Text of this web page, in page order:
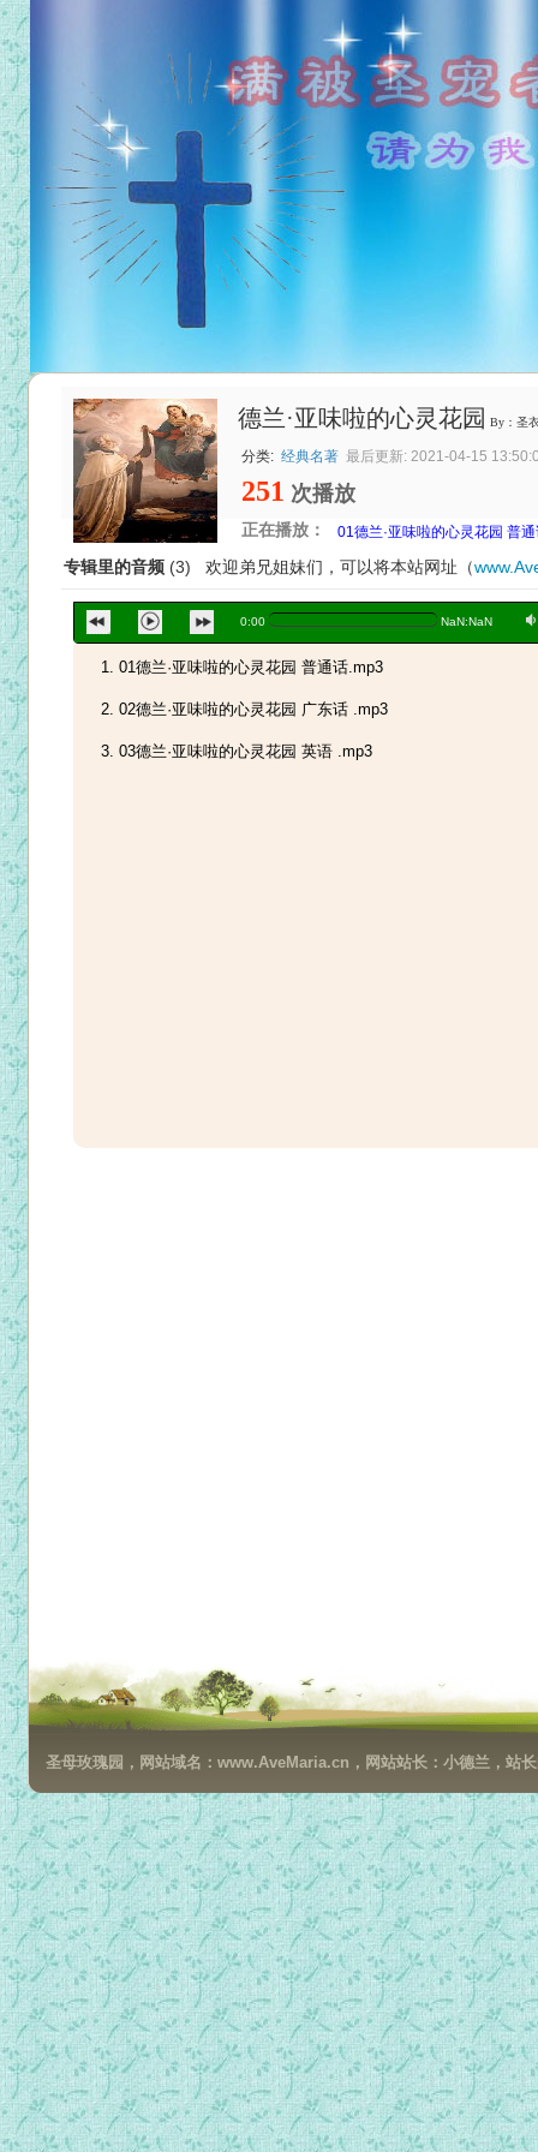
德兰·亚味啦的心灵花园 By：圣
分类: 经典名著 最后更新: 2021-04-15
251 次播放
正在播放：
专辑里的音频 (3) 欢迎弟兄姐妹们，可以将本站网址（
0:00 NaN:NaN a
01德兰·亚味啦的心灵花园 普
01德兰·亚味啦的心灵花园 普通话.mp3
02德兰·亚味啦的心灵花园 广东话 .mp3
03德兰·亚味啦的心灵花园 英语 .mp3
圣母玫瑰园，网站域名：www.AveMaria.cn，网站站长：小德兰，